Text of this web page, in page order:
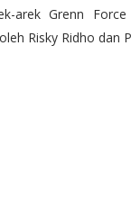
arek Grenn
Risky Ridho dan